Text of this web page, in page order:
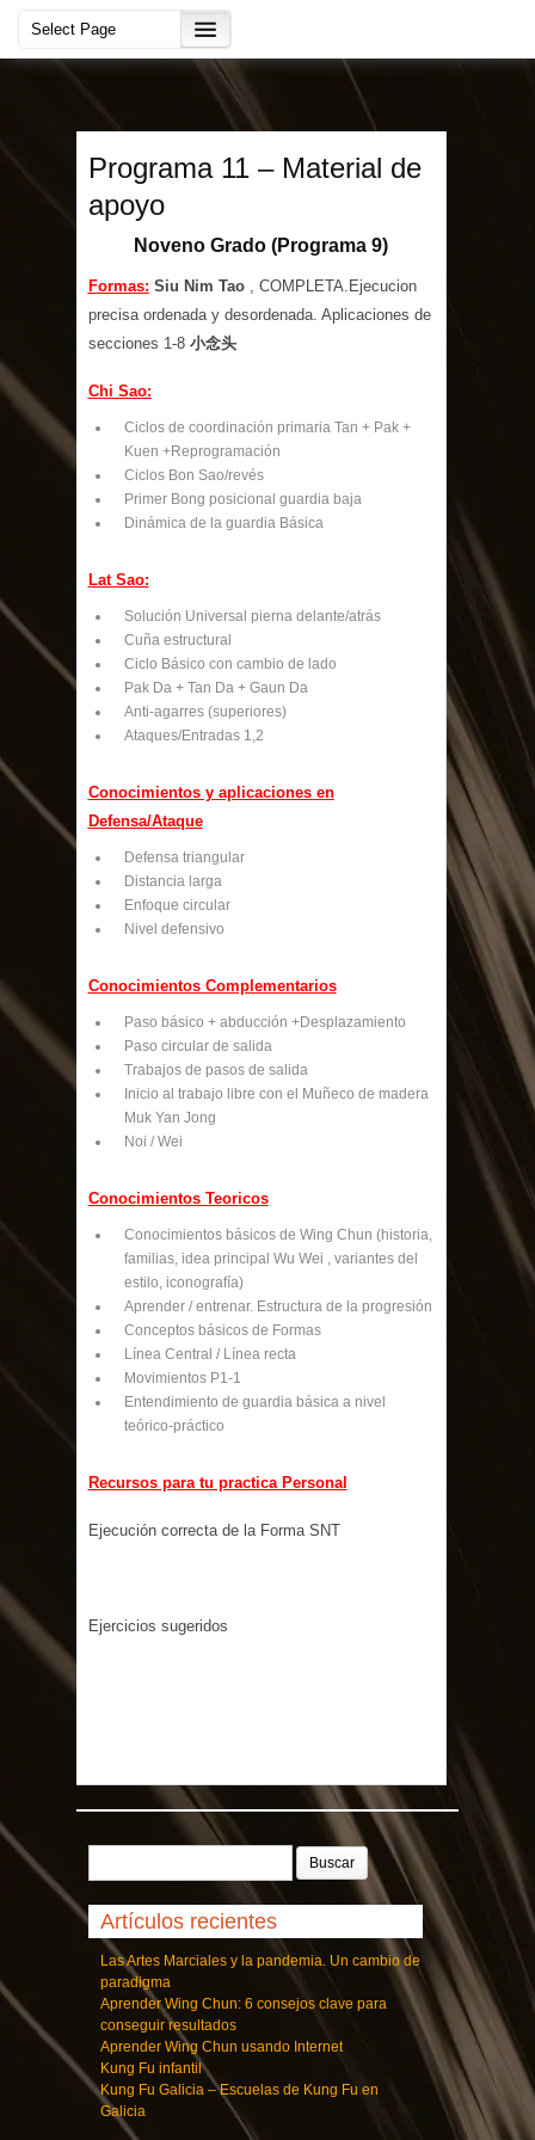
Programa 11 – Material de
apoyo
Noveno Grado (Programa 9)
Formas: Siu Nim Tao, COMPLETA.Ejecucion
precisa ordenada y desordenada. Aplicaciones de
secciones 1-8 小念头
Chi Sao:
Ciclos de coordinación primaria Tan + Pak +
Kuen +Reprogramación
Ciclos Bon Sao/revés
Primer Bong posicional guardia baja
Dinámica de la guardia Básica
Lat Sao:
Solución Universal pierna delante/atrás
Cuña estructural
Ciclo Básico con cambio de lado
Pak Da + Tan Da + Gaun Da
Anti-agarres (superiores)
Ataques/Entradas 1,2
Conocimientos y aplicaciones en
Defensa/Ataque
Defensa triangular
Distancia larga
Enfoque circular
Nivel defensivo
Conocimientos Complementarios
Paso básico + abducción +Desplazamiento
Paso circular de salida
Trabajos de pasos de salida
Inicio al trabajo libre con el Muñeco de madera
Muk Yan Jong
Noi / Wei
Conocimientos Teoricos
Conocimientos básicos de Wing Chun (historia,
familias, idea principal Wu Wei , variantes del
estilo, iconografía)
Aprender / entrenar. Estructura de la progresión
Conceptos básicos de Formas
Línea Central / Línea recta
Movimientos P1-1
Entendimiento de guardia básica a nivel
teórico-práctico
Recursos para tu practica Personal
Ejecución correcta de la Forma SNT
Ejercicios sugeridos
Buscar:
Artículos recientes
Las Artes Marciales y la pandemia. Un cambio de
paradigma
Aprender Wing Chun: 6 consejos clave para
conseguir resultados
Aprender Wing Chun usando Internet
Kung Fu infantil
Kung Fu Galicia – Escuelas de Kung Fu en
Galicia